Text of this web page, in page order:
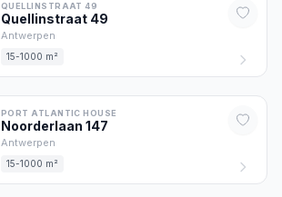
QUELLINSTRAAT 49
Quellinstraat 49
Antwerpen
15-1000 m²
PORT ATLANTIC HOUSE
Noorderlaan 147
Antwerpen
15-1000 m²